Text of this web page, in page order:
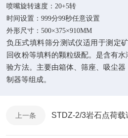
喷嘴旋转速度：20+5转
时间设置：999分99秒任意设置
外形尺寸：500×375×910MM
负压式填料筛分测试仪适用于测定
回收粉等填料的颗粒级配。是含有
验方法。主要由箱体、筛座、吸尘
制器等组成。
上一条 STDZ-2/3岩石点荷载